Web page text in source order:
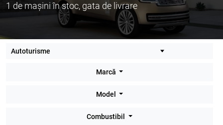
1 de mașini în stoc, gata de livrare
Marcă
Model
Combustibil